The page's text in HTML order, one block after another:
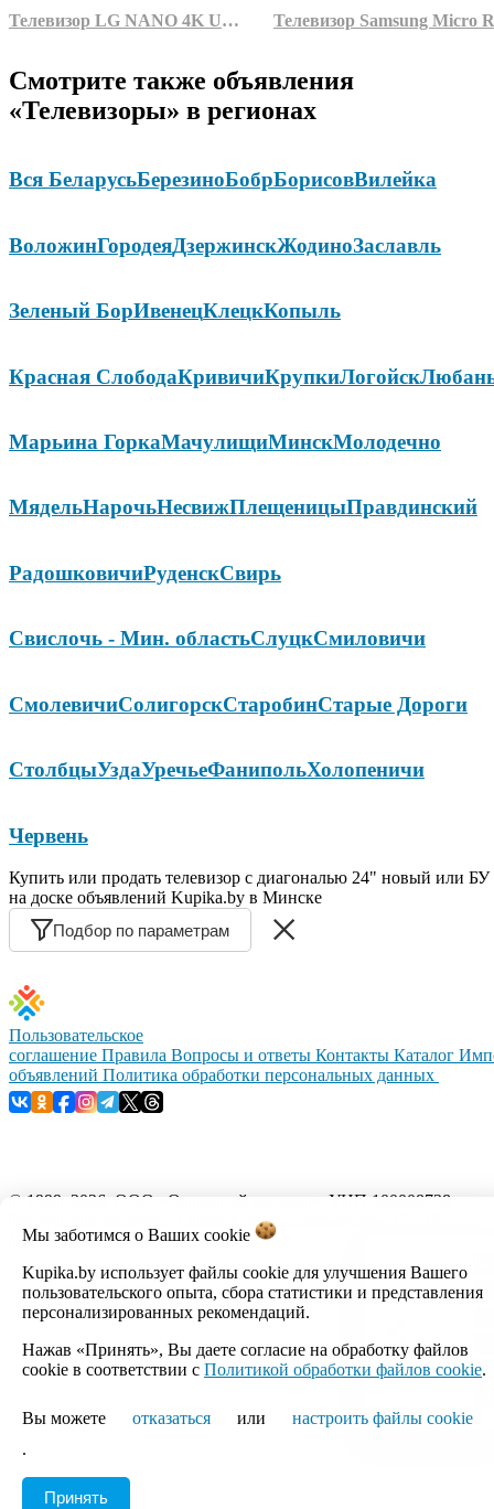
Телевизор LG NANO 4K UHD AI NU85 43NU850B6LA
Смотрите также объявления
«Телевизоры» в регионах
Вся БеларусьБерезиноБобрБорисовВилейка
ВоложинГородеяДзержинскЖодиноЗаславль
Зеленый БорИвенецКлецкКопыль
Красная СлободаКривичиКрупкиЛогойск
Марьина ГоркаМачулищиМинскМолодечно
МядельНарочьНесвижПлещеницыПравдинский
РадошковичиРуденскСвирь
Свислочь - Мин. областьСлуцкСмиловичи
СмолевичиСолигорскСтаробинСтарые Дороги
СтолбцыУздаУречьеФанипольХолопеничи
Червень
Купить или продать телевизор с диагональю 24" новый или БУ
на доске объявлений Kupika.by в Минске
Подбор по параметрам
Мы заботимся о Ваших cookie
Kupika.by использует файлы cookie для улучшения Вашего
пользовательского опыта, сбора статистики и представления
персонализированных рекомендаций.
Нажав «Принять», Вы даете согласие на обработку файлов
cookie в соответствии с Политикой обработки файлов cookie.
Вы можете отказаться или
настроить файлы cookie
.
Принять
Пользовательское
соглашение Правила Вопросы и ответы Контакты Каталог
объявлений Политика обработки персональных данных
© 1999–2026, ООО «Открытый контакт». УНП 100008738.
Республика Беларусь, г.Минск, ул.Кальварийская, 17-518.
Время работы с 09:00 до 18:00.
Настройка cookie